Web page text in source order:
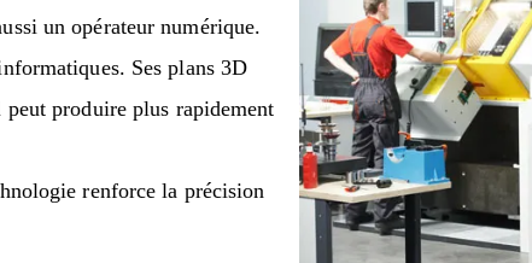
un opérateur numérique.
Ses plans 3D
produire plus rapidement
renforce la précision